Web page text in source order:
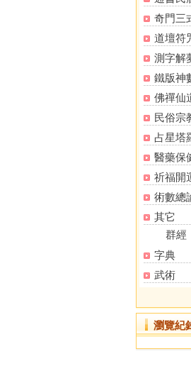
奇門三
道壇符
測字解
鐵版神
佛禪仙
民俗宗
占星塔
醫藥保
祈福開
術數總
其它
群經
字典
武術
瀏覽紀